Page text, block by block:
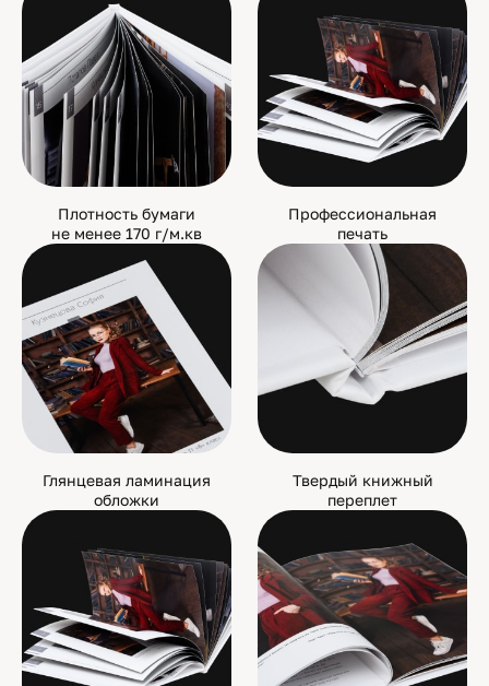
Плотность бумаги
не менее 170 г/м.кв
Профессиональная
печать
Глянцевая ламинация
обложки
Твердый книжный
переплет